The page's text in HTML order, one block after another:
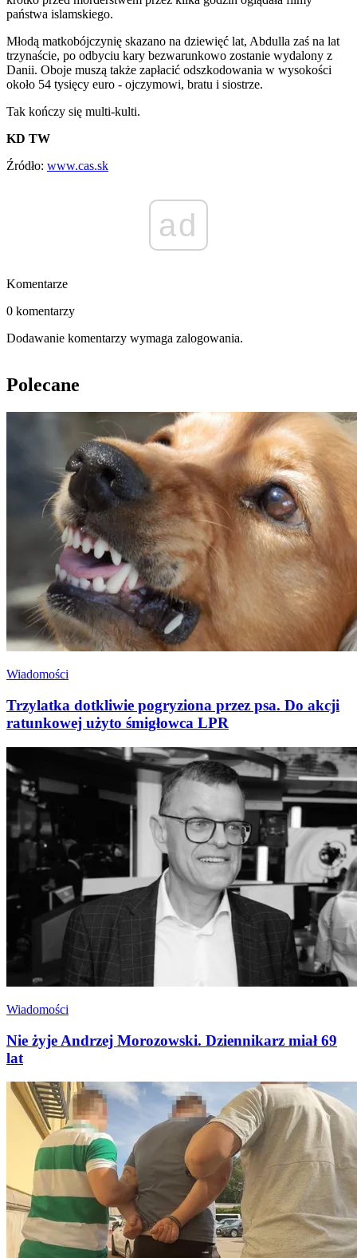
państwa islamskiego.
Młodą matkobójczynię skazano na dziewięć lat, Abdulla zaś na lat
trzynaście, po odbyciu kary bezwarunkowo zostanie wydalony z
Danii. Oboje muszą także zapłacić odszkodowania w wysokości
około 54 tysięcy euro - ojczymowi, bratu i siostrze.
Tak kończy się multi-kulti.
KD TW
Źródło: www.cas.sk
ad
Komentarze
0 komentarzy
Dodawanie komentarzy wymaga zalogowania.
Polecane
Wiadomości
Trzylatka dotkliwie pogryziona przez psa. Do akcji
ratunkowej użyto śmigłowca LPR
Wiadomości
Nie żyje Andrzej Morozowski. Dziennikarz miał 69
lat